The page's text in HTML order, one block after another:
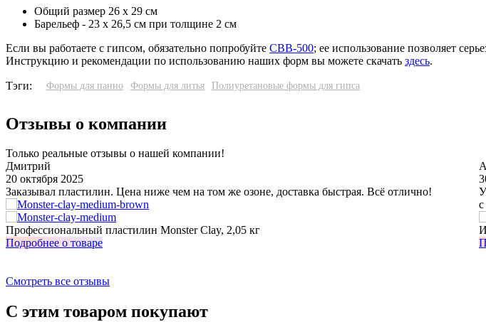
Общий размер 26 х 29 см
Барельеф - 23 х 26,5 см при толщине 2 см
Если вы работаете с гипсом, обязательно попробуйте СВВ-500; ее использование позволяет
Инструкцию и рекомендации по использованию наших форм вы можете скачать здесь.
Тэги: Формы для панно Формы для литья Полиуретановые формы для гипса
Отзывы о компании
Только реальные отзывы о нашей компании!
Дмитрий
20 октября 2025
Заказывал пластилин. Цена ниже чем на том же озоне, доставка быстрая. Всё отлично!
Профессиональный пластилин Monster Clay, 2,05 кг
Подробнее о товаре
Смотреть все отзывы
С этим товаром покупают